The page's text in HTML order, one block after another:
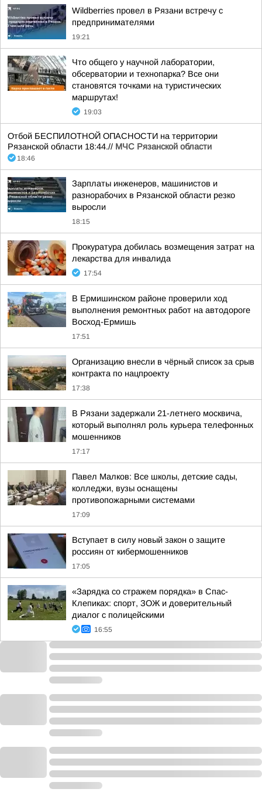
Wildberries провел в Рязани встречу с
предпринимателями
19:21
Что общего у научной лаборатории,
обсерватории и технопарка? Все они
становятся точками на туристических
маршрутах!
19:03
Отбой БЕСПИЛОТНОЙ ОПАСНОСТИ на территории
Рязанской области 18:44.// МЧС Рязанской области
18:46
Зарплаты инженеров, машинистов и
разнорабочих в Рязанской области резко
выросли
18:15
Прокуратура добилась возмещения затрат на
лекарства для инвалида
17:54
В Ермишинском районе проверили ход
выполнения ремонтных работ на автодороге
Восход-Ермишь
17:51
Организацию внесли в чёрный список за срыв
контракта по нацпроекту
17:38
В Рязани задержали 21-летнего москвича,
который выполнял роль курьера телефонных
мошенников
17:17
Павел Малков: Все школы, детские сады,
колледжи, вузы оснащены
противопожарными системами
17:09
Вступает в силу новый закон о защите
россиян от кибермошенников
17:05
«Зарядка со стражем порядка» в Спас-
Клепиках: спорт, ЗОЖ и доверительный
диалог с полицейскими
16:55